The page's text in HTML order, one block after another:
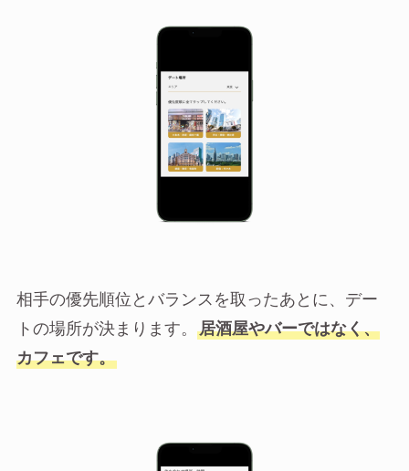
相手の優先順位とバランスを取ったあとに、デー
トの場所が決まります。 居酒屋やバーではなく、
カフェです。